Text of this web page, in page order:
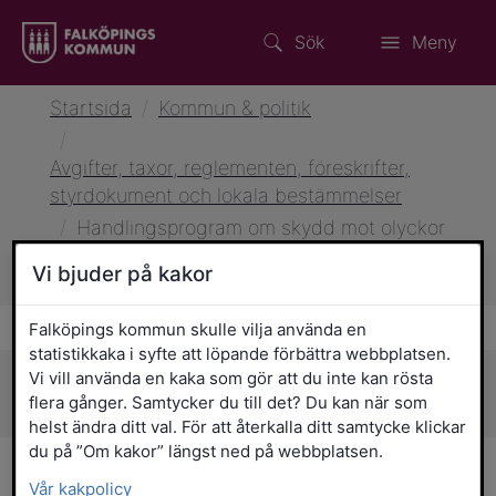
Sök Meny
Startsida
Kommun & politik
Avgifter, taxor, reglementen, föreskrifter,
styrdokument och lokala bestämmelser
Handlingsprogram om skydd mot olyckor
Tidaholms kommuner
Sidans innehåll
Handlingsprogram om
Vi bjuder på kakor
Falköpings kommun skulle vilja använda en
statistikkaka i syfte att löpande förbättra webbplatsen.
Vi vill använda en kaka som gör att du inte kan rösta
flera gånger. Samtycker du till det? Du kan när som
helst ändra ditt val. För att återkalla ditt samtycke klickar
du på ”Om kakor” längst ned på webbplatsen.
Vår kakpolicy